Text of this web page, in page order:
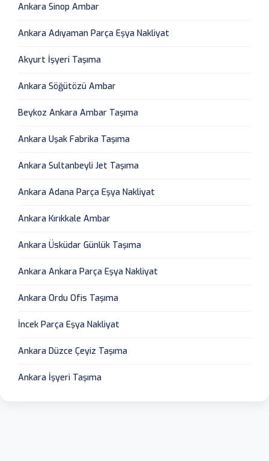
Ankara Sinop Ambar
Ankara Adıyaman Parça Eşya Nakliyat
Akyurt İşyeri Taşıma
Ankara Söğütözü Ambar
Beykoz Ankara Ambar Taşıma
Ankara Uşak Fabrika Taşıma
Ankara Sultanbeyli Jet Taşıma
Ankara Adana Parça Eşya Nakliyat
Ankara Kırıkkale Ambar
Ankara Üsküdar Günlük Taşıma
Ankara Ankara Parça Eşya Nakliyat
Ankara Ordu Ofis Taşıma
İncek Parça Eşya Nakliyat
Ankara Düzce Çeyiz Taşıma
Ankara İşyeri Taşıma